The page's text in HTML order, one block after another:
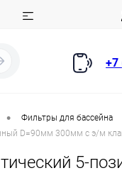
+7
• Фильтры для бассейна
D=90мм 300мм с э/м
5-